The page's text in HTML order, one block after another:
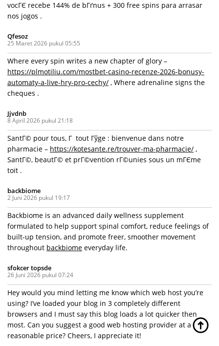
vocГЄ recebe 144% de bГґnus + 300 free spins para arrasar
nos jogos .
Qfesoz
25 Maret 2026 pukul 05:55
Where every spin writes a new chapter of glory –
https://plmotiliu.com/mostbet-casino-recenze-2026-bonusy-
automaty-a-live-hry-pro-cechy/ , Where adrenaline signs the
cheques .
Jjvdnb
8 April 2026 pukul 21:18
SantГ© pour tous, Г tout Гўge : bienvenue dans notre
pharmacie – https://kotesante.re/trouver-ma-pharmacie/ ,
SantГ©, beautГ© et prГ©vention rГ©unies sous un mГЄme
toit .
backbiome
2 Juni 2026 pukul 19:17
Backbiome is an advanced daily wellness supplement
formulated to help support spinal comfort, reduce feelings of
built-up tension, and promote freer, smoother movement
throughout backbiome everyday life.
sfokcer topsde
26 Juni 2026 pukul 07:24
Hey would you mind letting me know which web host you’re
using? I’ve loaded your blog in 3 completely different
browsers and I must say this blog loads a lot quicker then
most. Can you suggest a good web hosting provider at a
reasonable price? Cheers, I appreciate it!